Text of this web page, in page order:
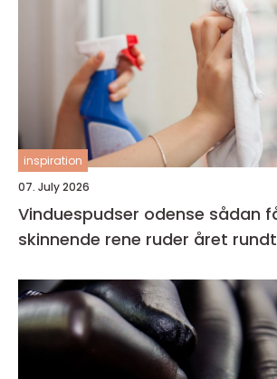
inspiration
07. July 2026
Vinduespudser odense sådan får du
skinnende rene ruder året rundt